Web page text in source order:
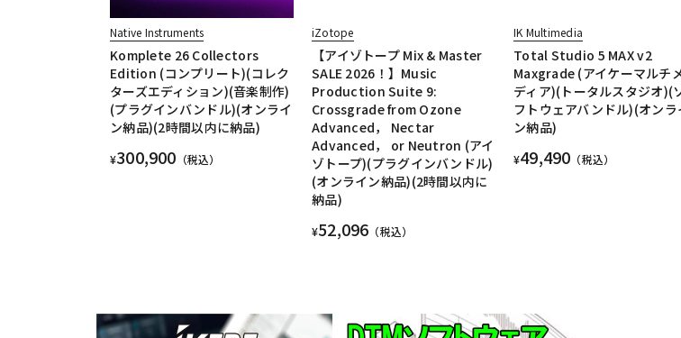
Native Instruments
Komplete 26 Collectors
Edition (コンプリート)(コレク
ターズエディション)(音楽制作)
(プラグインバンドル)(オンライ
ン納品)(2時間以内に納品)
¥300,900 （税込）
iZotope
【アイゾトープ Mix & Master
SALE 2026！】Music
Production Suite 9:
Crossgrade from Ozone
Advanced， Nectar
Advanced， or Neutron (アイ
ゾトープ)(プラグインバンドル)
(オンライン納品)(2時間以内に
納品)
¥52,096 （税込）
IK Multimedia
Total Studio 5 MAX v2
Maxgrade (アイケーマルチ
ディア)(トータルスタジオ)(
フトウェアバンドル)(オンラ
ン納品)
¥49,490 （税込）